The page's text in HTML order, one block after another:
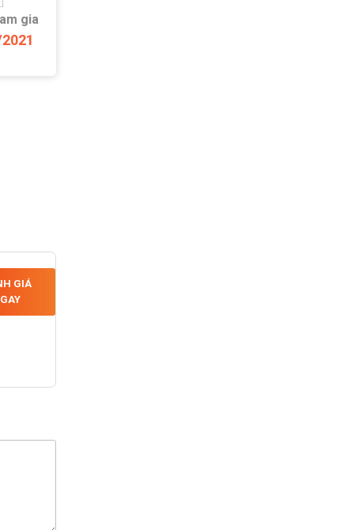
gia
GIÁ